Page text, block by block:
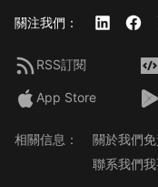
關注我們：
RSS訂閱
App Store
相關信息： 關於我們
聯系我們